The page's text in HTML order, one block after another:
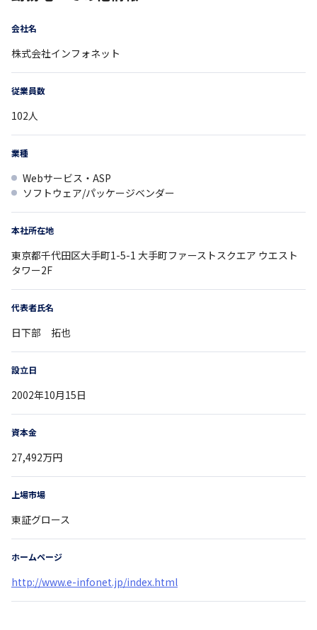
会社名
株式会社インフォネット
従業員数
102人
業種
Webサービス・ASP
ソフトウェア/パッケージベンダー
本社所在地
東京都千代田区大手町1-5-1 大手町ファーストスクエア ウエスト
タワー2F
代表者氏名
日下部 拓也
設立日
2002年10月15日
資本金
27,492万円
上場市場
東証グロース
ホームページ
http://www.e-infonet.jp/index.html